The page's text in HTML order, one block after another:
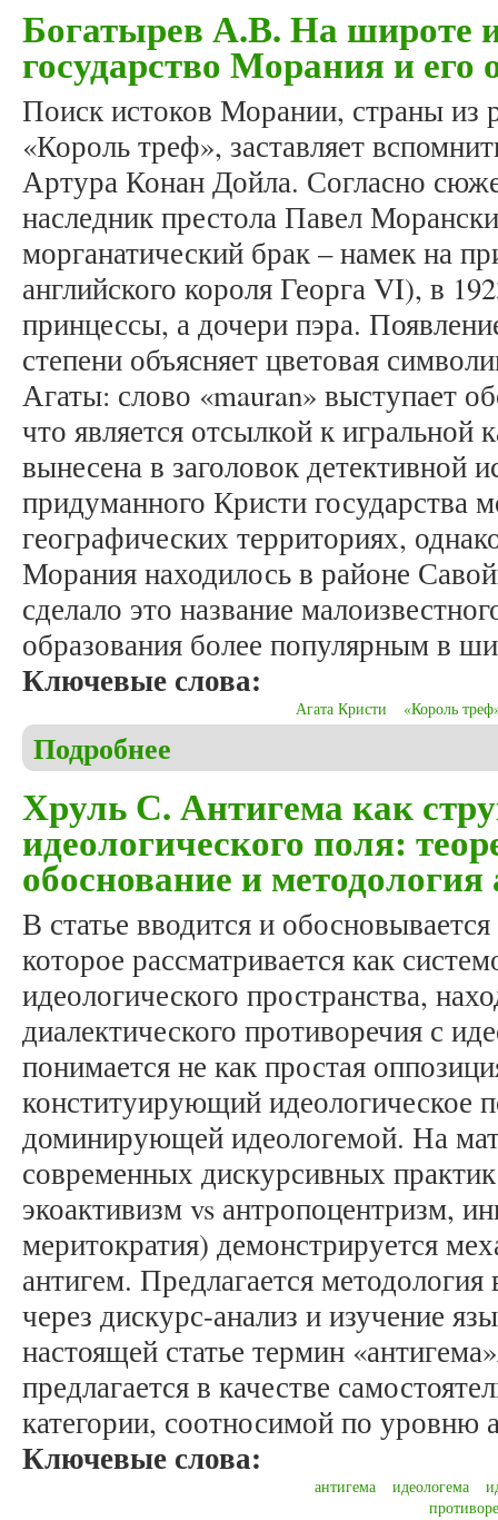
Богатырев А.В. На широте
государство Морания и его
Поиск истоков Морании, страны из
«Король треф», заставляет
Артура Конан Дойла. Согласно
наследник престола Павел
морганатический брак – намек на
английского короля Георга VI), в
принцессы, а дочери пэра.
степени объясняет цветовая
Агаты: слово «mauran» выступает
что является отсылкой к игральной
вынесена в заголовок детективной
придуманного Кристи государства
географических территориях,
Морания находилось в районе
сделало это название
образования более популярным в
Ключевые слова:
Агата Кристи «Король
Подробнее
Хруль С. Антигема как
идеологического поля:
обоснование и методология
В статье вводится и
которое рассматривается как
идеологического пространства,
диалектического противоречия с
понимается не как простая
конституирующий идеологическое
доминирующей идеологемой. На
современных дискурсивных
экоактивизм vs антропоцентризм,
меритократия) демонстрируется
антигем. Предлагается
через дискурс-анализ и изучение
настоящей статье термин
предлагается в качестве
категории, соотносимой по уровню
Ключевые слова:
антигема идеологема